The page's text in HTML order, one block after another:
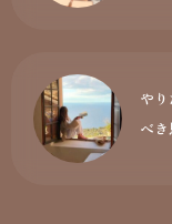
や
べ